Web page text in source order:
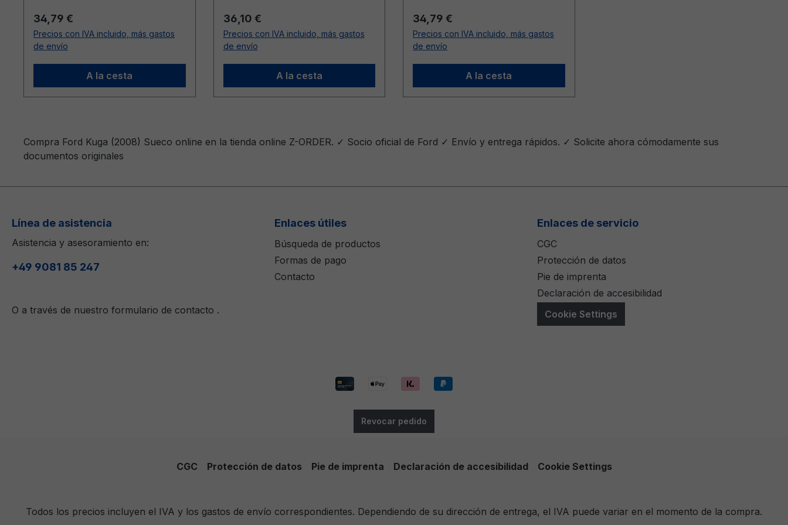
Precio normal:
34,79 €
Precios con IVA incluido, más gastos
de envío
A la cesta
Precio normal:
36,10 €
Precios con IVA incluido, más gastos
de envío
A la cesta
Precio normal:
34,79 €
Precios con IVA incluido, más gastos
de envío
A la cesta
Compra Ford Kuga (2008) Sueco online en la tienda online Z-ORDER. ✓ Socio oficial de Ford ✓ Envío y entrega rápidos. ✓ Solicite ahora cómodamente sus
documentos originales
Línea de asistencia
Asistencia y asesoramiento en:
+49 9081 85 247
O a través de nuestro formulario de contacto .
Enlaces útiles
Búsqueda de productos
Formas de pago
Contacto
Enlaces de servicio
CGC
Protección de datos
Pie de imprenta
Declaración de accesibilidad
Cookie Settings
Revocar pedido
CGC Protección de datos Pie de imprenta Declaración de accesibilidad Cookie Settings
Todos los precios incluyen el IVA y los gastos de envío correspondientes. Dependiendo de su dirección de entrega, el IVA puede variar en el momento de la compra.